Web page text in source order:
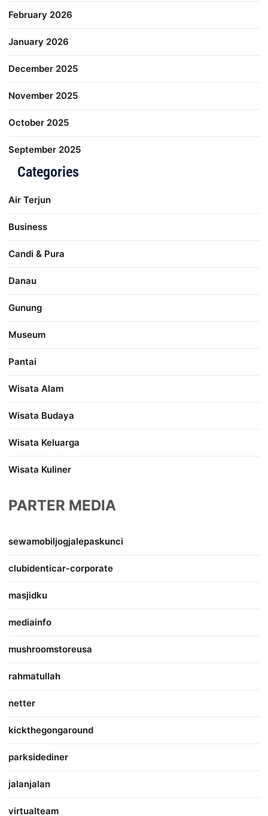
February 2026
January 2026
December 2025
November 2025
October 2025
September 2025
Categories
Air Terjun
Business
Candi & Pura
Danau
Gunung
Museum
Pantai
Wisata Alam
Wisata Budaya
Wisata Keluarga
Wisata Kuliner
PARTER MEDIA
sewamobiljogjalepaskunci
clubidenticar-corporate
masjidku
mediainfo
mushroomstoreusa
rahmatullah
netter
kickthegongaround
parksidediner
jalanjalan
virtualteam